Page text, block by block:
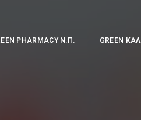
PHARMACY Ν.Π. GREEN